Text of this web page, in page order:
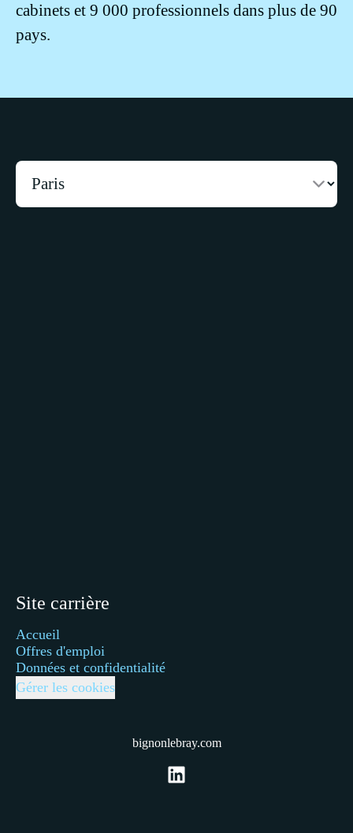
cabinets et 9 000 professionnels dans plus de 90
pays.
Site carrière
Accueil
Offres d'emploi
Données et confidentialité
Gérer les cookies
bignonlebray.com